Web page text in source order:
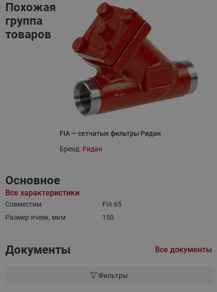
Похожая
группа
товаров
FIA — сетчатые фильтры Ридан
Бренд: Ридан
Основное
Все характеристики
Совместим
FIA 65
Размер ячеек, мкм
150
Документы Все документы
Фильтры